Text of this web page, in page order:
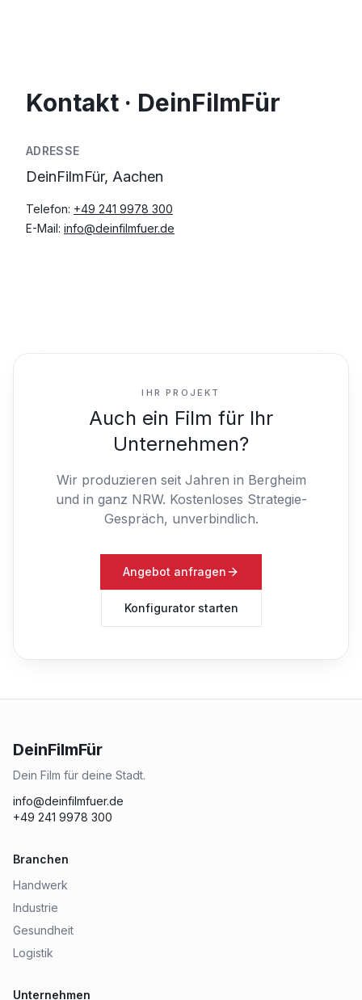
Kontakt · DeinFilmFür
ADRESSE
DeinFilmFür, Aachen
Telefon: +49 241 9978 300
E-Mail: info@deinfilmfuer.de
IHR PROJEKT
Auch ein Film für Ihr
Unternehmen?
Wir produzieren seit Jahren in Bergheim
und in ganz NRW. Kostenloses Strategie-
Gespräch, unverbindlich.
Angebot anfragen
Konfigurator starten
DeinFilmFür
Dein Film für deine Stadt.
info@deinfilmfuer.de
+49 241 9978 300
Branchen
Handwerk
Industrie
Gesundheit
Logistik
Unternehmen